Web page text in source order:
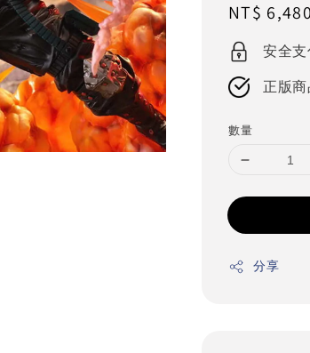
Regular
price
NT$
安全
正版
數量
分享